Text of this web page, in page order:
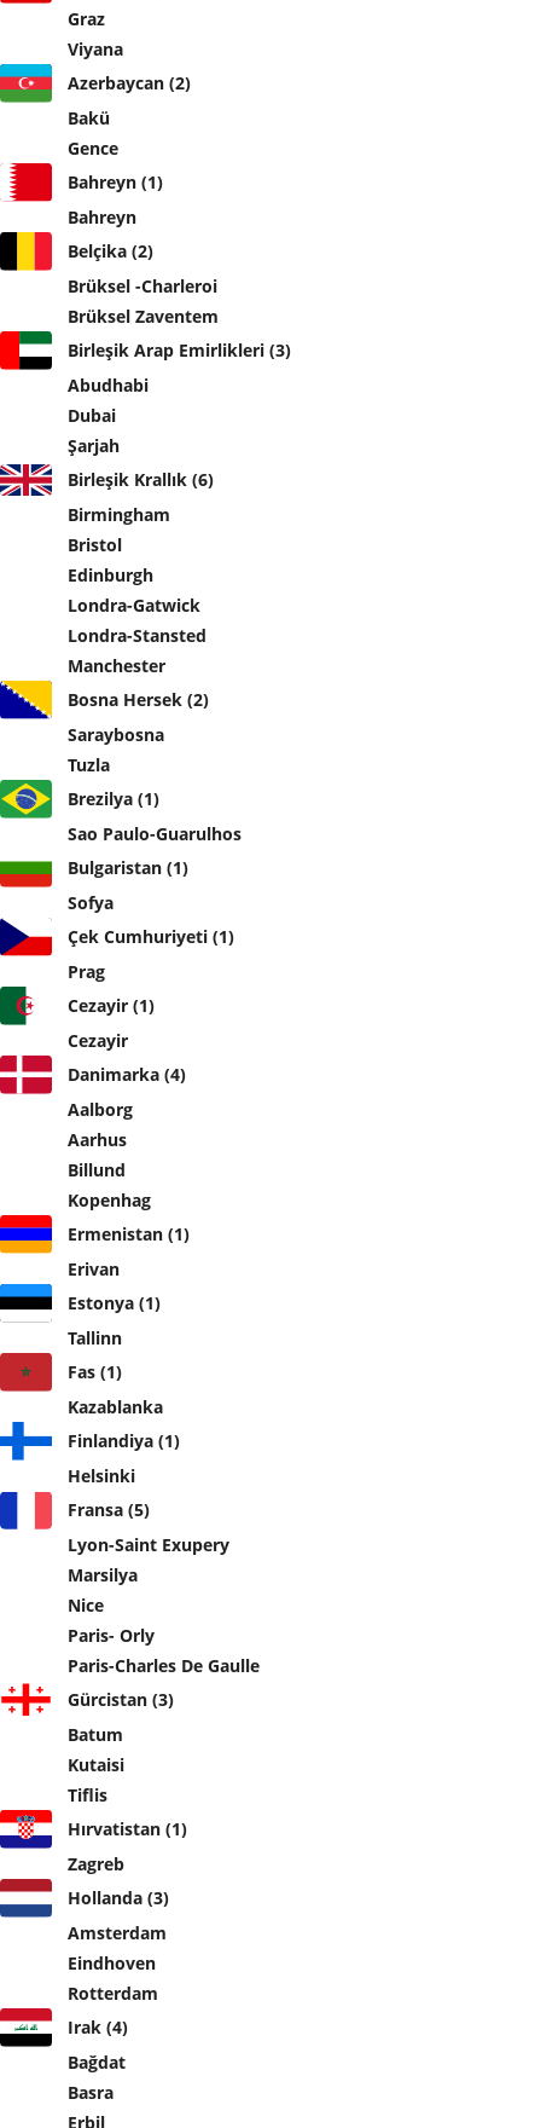
Graz
Viyana
Azerbaycan (2)
Bakü
Gence
Bahreyn (1)
Bahreyn
Belçika (2)
Brüksel -Charleroi
Brüksel Zaventem
Birleşik Arap Emirlikleri (3)
Abudhabi
Dubai
Şarjah
Birleşik Krallık (6)
Birmingham
Bristol
Edinburgh
Londra-Gatwick
Londra-Stansted
Manchester
Bosna Hersek (2)
Saraybosna
Tuzla
Brezilya (1)
Sao Paulo-Guarulhos
Bulgaristan (1)
Sofya
Çek Cumhuriyeti (1)
Prag
Cezayir (1)
Cezayir
Danimarka (4)
Aalborg
Aarhus
Billund
Kopenhag
Ermenistan (1)
Erivan
Estonya (1)
Tallinn
Fas (1)
Kazablanka
Finlandiya (1)
Helsinki
Fransa (5)
Lyon-Saint Exupery
Marsilya
Nice
Paris- Orly
Paris-Charles De Gaulle
Gürcistan (3)
Batum
Kutaisi
Tiflis
Hırvatistan (1)
Zagreb
Hollanda (3)
Amsterdam
Eindhoven
Rotterdam
Irak (4)
Bağdat
Basra
Erbil